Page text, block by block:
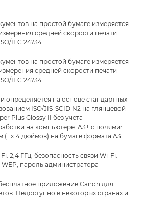
на простой бумаге измеряется
средней скорости печати
IEC 24734.
на простой бумаге измеряется
средней скорости печати
IEC 24734.
определяется на основе стандартных
ISO/JIS-SCID N2 на глянцевой
Plus Glossy II без учета
на компьютере. A3+ с полями:
дюймов) на бумаге формата A3+.
2,4 ГГц, безопасность связи Wi-Fi:
WEP, пароль администратора
приложение Canon для
Недоступно в некоторых странах и